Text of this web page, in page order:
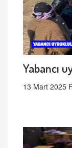
Yabancı
13 Mart 2025